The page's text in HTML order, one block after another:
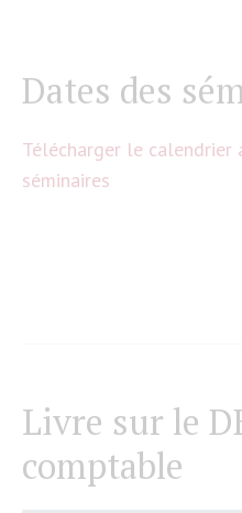
Dates des
Télécharger le calendrier
séminaires
Livre sur le
comptable